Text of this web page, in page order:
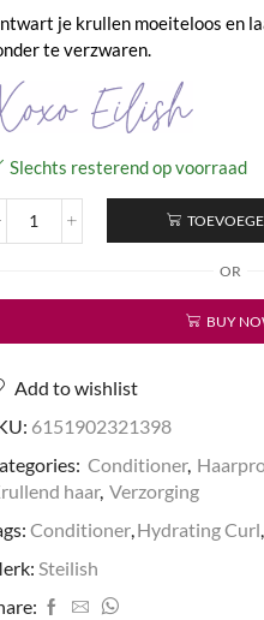
je krullen moeiteloos en
te verzwaren.
Slechts resterend op voorraad
Hydrating
aantal
OR
BUY
Add to wishlist
6151902321398
Conditioner,
haar, Verzorging
Conditioner,Hydrating Curl,
Steilish